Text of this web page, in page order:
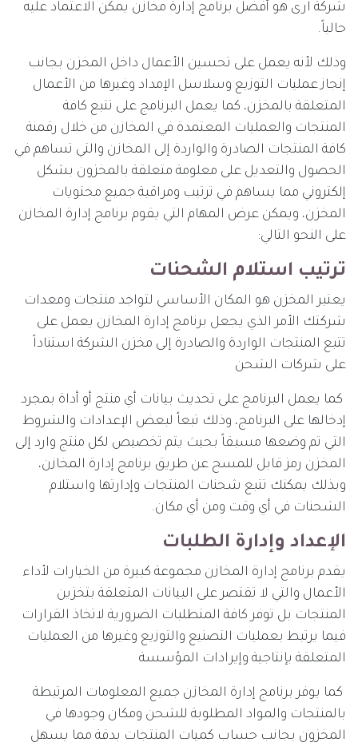
شركة ارى هو أفضل برنامج إدارة مخازن يمكن الاعتماد عليه
حالياً.
وذلك لأنه يعمل على تحسين الأعمال داخل المخزن بجانب
إنجاز عمليات التوزيع وسلاسل الإمداد وغيرها من الأعمال
المتعلقة بالمخزن، كما يعمل البرنامج على تتبع كافة
المنتجات والعمليات المعتمدة في المخازن من خلال رقمنة
كافة المنتجات الصادرة والواردة إلى المخازن والتي تساهم في
الحصول والتعديل على معلومة متعلقة بالمخزون بشكل
إلكتروني مما يساهم في ترتيب ومراقبة جميع محتويات
المخزن، ويمكن عرض المهام التي يقوم برنامج إدارة المخازن
على النحو التالي:
ترتيب استلام الشحنات
يعتبر المخزن هو المكان الأساسي لتواجد منتجات ومعدات
شركتك الأمر الذي يجعل برنامج إدارة المخازن يعمل على
تتبع المنتجات الواردة والصادرة إلى مخزن الشركة استناداً
على شركات الشحن
كما يعمل البرنامج على تحديث بيانات أي منتج أو أداة بمجرد
إدخالها على البرنامج، وذلك تبعاً لبعض الإعدادات والشروط
التي تم وضعها مسبقاً بحيث يتم تخصيص لكل منتج وارد إلى
المخزن رمز قابل للمسح عن طريق برنامج إدارة المخازن،
وبذلك يمكنك تتبع شحنات المنتجات وإدارتها واستلام
الشحنات في أي وقت ومن أي مكان.
الإعداد وإدارة الطلبات
يقدم برنامج إدارة المخازن مجموعة كبيرة من الخيارات لأداء
الأعمال والتي لا تقتصر على البيانات المتعلقة بتخزين
المنتجات بل توفر كافة المتطلبات الضرورية لاتخاذ القرارات
فيما يرتبط بعمليات التصنيع والتوزيع وغيرها من العمليات
المتعلقة بإنتاجية وإيرادات المؤسسة
كما يوفر برنامج إدارة المخازن جميع المعلومات المرتبطة
بالمنتجات والمواد المطلوبة للشحن ومكان وجودها في
المخزون بجانب حساب كميات المنتجات بدقة مما يسهل